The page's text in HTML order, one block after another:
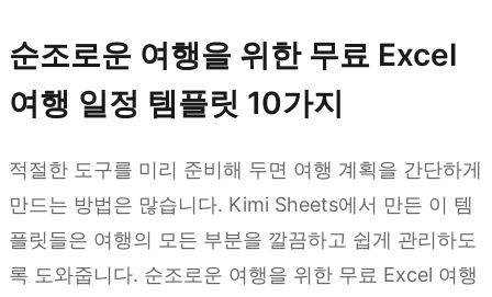
순조로운 여행을 위한 무료 Excel
여행 일정 템플릿 10가지
적절한 도구를 미리 준비해 두면 여행 계획을 간단하게
만드는 방법은 많습니다. Kimi Sheets에서 만든 이 템
플릿들은 여행의 모든 부분을 깔끔하고 쉽게 관리하도
록 도와줍니다. 순조로운 여행을 위한 무료 Excel 여행